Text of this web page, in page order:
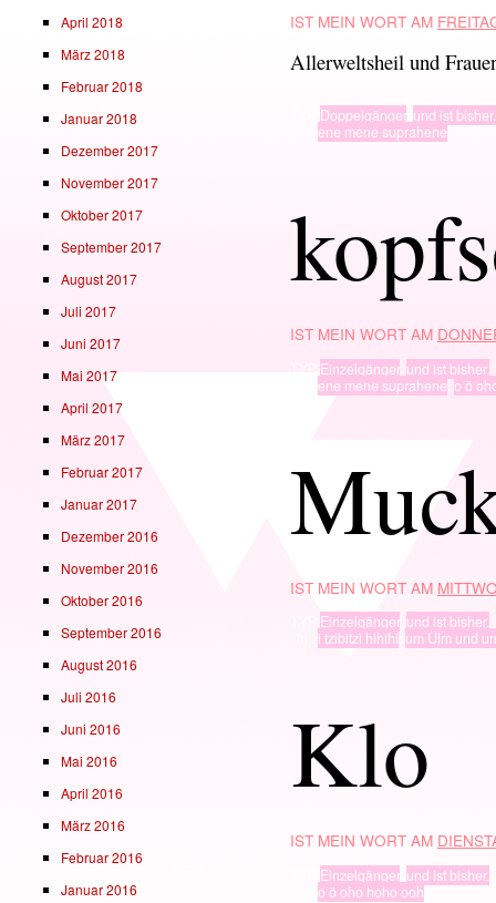
IST MEIN WORT AM
Allerweltsheil und
Doppelgänger, und ist bisher.
ene mene suprahene
IST MEIN WORT AM
Einzelgänger, und ist bisher.
ene mene suprahene,o ö
IST MEIN WORT AM
Einzelgänger, und ist bisher.
i tzibitzi hihihi, um Ulm und
Klo
IST MEIN WORT AM
Einzelgänger, und ist bisher.
o ö oho hoho ooh
April 2018
März 2018
Februar 2018
Januar 2018
Dezember 2017
November 2017
Oktober 2017
September 2017
August 2017
Juli 2017
Juni 2017
Mai 2017
April 2017
März 2017
Februar 2017
Januar 2017
Dezember 2016
November 2016
Oktober 2016
September 2016
August 2016
Juli 2016
Juni 2016
Mai 2016
April 2016
März 2016
Februar 2016
Januar 2016